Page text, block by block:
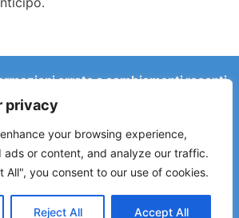
privacy
your browsing experience,
ads or content, and analyze our traffic.
All", you consent to our use of cookies.
Reject All Accept All
errate o cambiamenti recenti
ostelli chiusi, allagamenti, deviazioni,
cambiamenti aiutano a mantenere la
guida aggiornata.